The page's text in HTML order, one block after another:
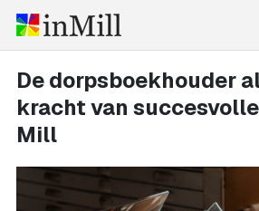
De dorpsboekhouder
kracht van
Mill